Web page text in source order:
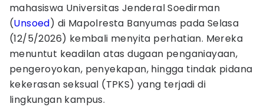
mahasiswa Universitas Jenderal Soedirman
(Unsoed) di Mapolresta Banyumas pada Selasa
(12/5/2026) kembali menyita perhatian. Mereka
menuntut keadilan atas dugaan penganiayaan,
pengeroyokan, penyekapan, hingga tindak pidana
kekerasan seksual (TPKS) yang terjadi di
lingkungan kampus.